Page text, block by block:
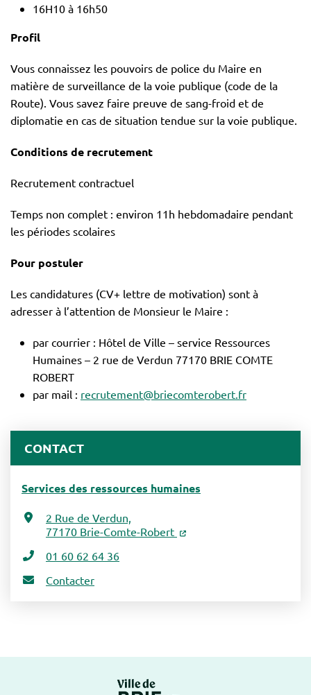
16H10 à 16h50
Profil
Vous connaissez les pouvoirs de police du Maire en
matière de surveillance de la voie publique (code de la
Route). Vous savez faire preuve de sang-froid et de
diplomatie en cas de situation tendue sur la voie publique.
Conditions de recrutement
Recrutement contractuel
Temps non complet : environ 11h hebdomadaire pendant
les périodes scolaires
Pour postuler
Les candidatures (CV+ lettre de motivation) sont à
adresser à l’attention de Monsieur le Maire :
par courrier : Hôtel de Ville – service Ressources
Humaines – 2 rue de Verdun 77170 BRIE COMTE
ROBERT
par mail : recrutement@briecomterobert.fr
CONTACT
Services des ressources humaines
2 Rue de Verdun,
77170 Brie-Comte-Robert
01 60 62 64 36
Contacter